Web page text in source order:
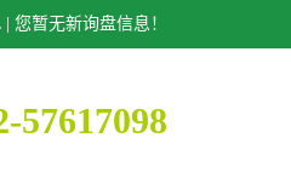
您暂无新询盘信息！
57617098